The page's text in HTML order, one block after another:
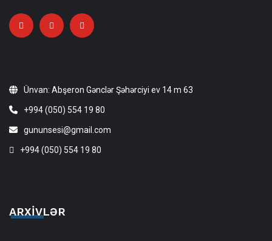
Ünvan: Abşeron Gənclər Şəhərciyi ev 14 m 63
+994 (050) 554 19 80
gununsesi@gmail.com
+994 (050) 554 19 80
ARXIVLƏR